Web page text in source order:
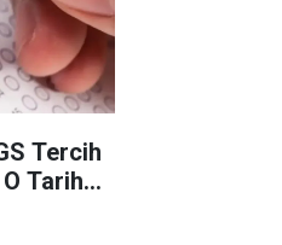
Tercih
Tarih...